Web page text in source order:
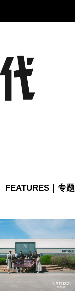
FEATURES｜专题